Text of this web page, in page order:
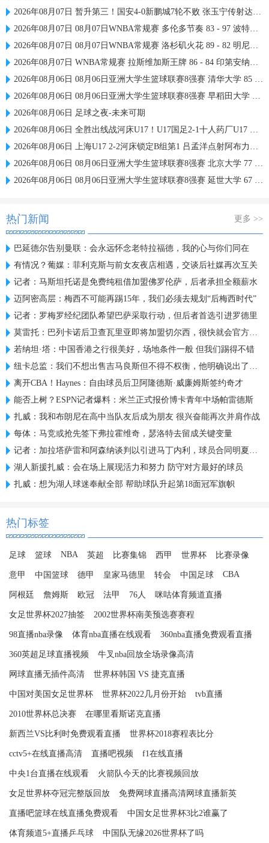
2026年08月07日 暂升第三！国安4-0新鹏城7轮不败 张玉宁传射达万双响法比奥破门
2026年08月07日 08月07日WNBA常规赛 多伦多节奏 83 - 97 波特兰火焰 集锦
2026年08月07日 08月07日WNBA常规赛 洛杉矶火花 89 - 82 明尼苏达山猫 全场集锦
2026年08月07日 WNBA常规赛 拉斯维加斯王牌 86 - 84 印第安纳狂热 全场集锦
2026年08月06日 08月06日亚洲大学生篮球联赛8强赛 清华大学 85 - 81 菲律宾大学 集锦
2026年08月06日 08月06日亚洲大学生篮球联赛8强赛 早稻田大学 78 - 71 高丽大学 集锦
2026年08月06日 足球之夜-未来可期
2026年08月06日 全胜出线战河床U17！U17国足2-1十人药厂U17 赵松源登场1分钟传射
2026年08月06日 上海U17 2-2河床锁定B组第1 吕孟洋点射阿布力米破门 将战A组第2
2026年08月06日 08月06日亚洲大学生篮球联赛8强赛 北京大学 77 - 79 上海交通大学 集锦
2026年08月06日 08月06日亚洲大学生篮球联赛8强赛 延世大学 67 - 72 政治大学 集锦
热门新闻 更多 >>
巴延德尔告别曼联：会永远怀念老特拉福德，我的心与你们同在
有情况？葡媒：菲利克斯与前女友夜店相遇，交谈后社媒再次互关
记者：马斯坦托诺是免费纯租借加盟佛罗伦萨，后者承担全额薪水
迈阿密高层：梅西不可能再踢15年，我们必须去规划“后梅西时代”
记者：罗梅罗经纪团队希望巴萨采取行动，但后者首选引进罗德里
莫雷托：巴列卡诺后卫查瓦里亚即将加盟切尔西，很快就会官方宣布
若纳坦·塔：中国香港之行很美好，场地条件一般 但我们踢得不错
纽卡总监：我们不想出售吉马良斯但不得不权衡，他明确说出了意愿
离开CBA！Haynes：自由球员后卫阿隆德斯·威廉姆斯签约奇才
能否上树？ESPN记者爆料：米兰正式报价博卡青年中场帕雷德斯
扎威：我和布朗尼在高中当队友后成为朋友 很兴奋能再次并肩作战
每体：马竞或抢先签下弗拉霍维奇，瑟洛特去留成关键变量
记者：加拉塔萨雷和阿森纳谈判以引进马丁内利，球员合同明夏到期
湖人新援扎威：会在场上展现活力和努力 防守对方最好的球员
扎威：想为湖人球迷奉献全部 帮助球队升起第18面冠军旗帜
热门标签
足球 篮球 NBA 英超 比赛集锦 西甲 世界杯 比赛录像
意甲 中国篮球 德甲 皇家马德里 转会 中国足球 CBA
阿根廷 詹姆斯 欧冠 法甲 76人 咪咕体育频道直播
女足世界杯2027抽签 2002世界杯南美预选赛赛程
98直播nba录像 体育nba直播在线观看 360nba直播免费观看直播
360英超足球直播视频 牛叉nba回放全场录像高清
网球直播无插件高清 世界杯韩国 VS 捷克直播
中国对美国女足世界杯 世界杯2022几月份开始 tvb直播
2010世界杯总决赛 在哪里看斯诺克直播
新西兰VS比利时免费观看直播 世界杯2018赛程表比分
cctv5+在线直播高清 直播吧视频 f1在线直播
中央1台直播在线观看 火箭队今天的比赛视频回放
女足世界杯夺冠完整版回放 免费网球直播高清网球直播新英
直播吧篮球在线直播免费观看 中国女足世界杯3比2谁赢了
体育频道5+直播乒乓球 中国队无缘2026世界杯了吗